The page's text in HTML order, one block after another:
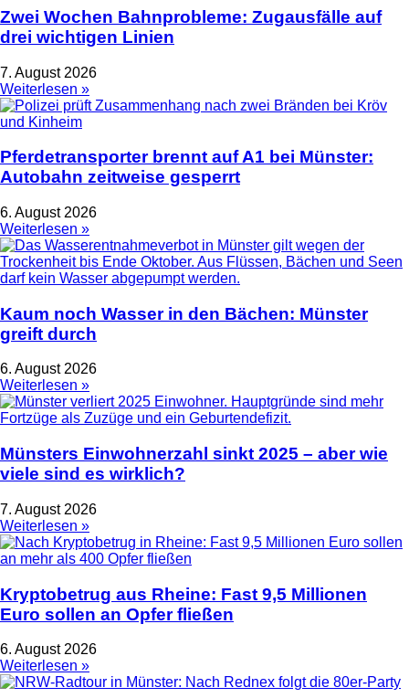
Zwei Wochen Bahnprobleme: Zugausfälle auf
drei wichtigen Linien
7. August 2026
Weiterlesen »
Pferdetransporter brennt auf A1 bei Münster:
Autobahn zeitweise gesperrt
6. August 2026
Weiterlesen »
Kaum noch Wasser in den Bächen: Münster
greift durch
6. August 2026
Weiterlesen »
Münsters Einwohnerzahl sinkt 2025 – aber wie
viele sind es wirklich?
7. August 2026
Weiterlesen »
Kryptobetrug aus Rheine: Fast 9,5 Millionen
Euro sollen an Opfer fließen
6. August 2026
Weiterlesen »